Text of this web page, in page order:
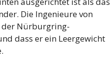
Die Ingenieure von
der Nürburgring-
dass er ein Leergewicht